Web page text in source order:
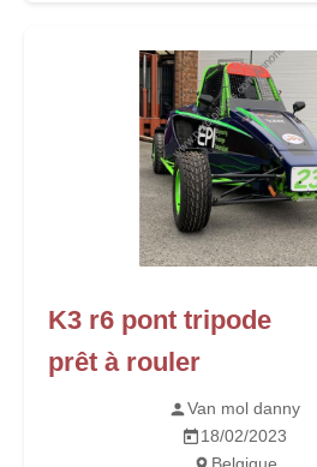
K3 r6 pont tripode
prêt à rouler
Van mol danny
18/02/2023